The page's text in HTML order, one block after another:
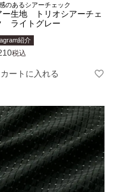
のあるシアーチェック
ー生地 トリオシアーチェ
ライトグレー
紹介
税込
カートに入れる